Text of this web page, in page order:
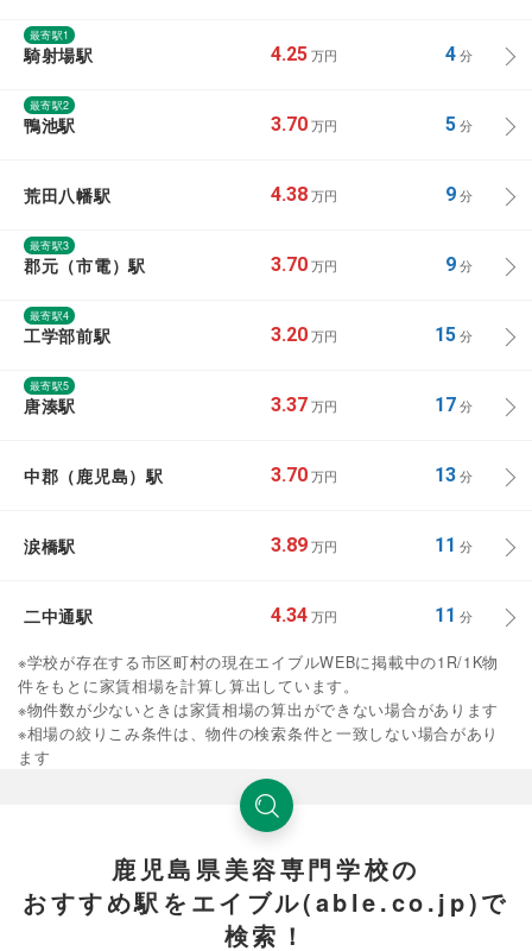
最寄駅1
騎射場駅 4.25 万円 4分
最寄駅2
鴨池駅 3.70 万円 5分
荒田八幡駅 4.38 万円 9分
最寄駅3
郡元（市電）駅 3.70 万円 9分
最寄駅4
工学部前駅 3.20 万円 15分
最寄駅5
唐湊駅 3.37 万円 17分
中郡（鹿児島）駅 3.70 万円 13分
涙橋駅 3.89 万円 11 分
二中通駅 4.34 万円 11 分
※学校が存在する市区町村の現在エイブルWEBに掲載中の1R/1K物
件をもとに家賃相場を計算し算出しています。
※物件数が少ないときは家賃相場の算出ができない場合があります
※相場の絞りこみ条件は、物件の検索条件と一致しない場合があり
ます
鹿児島県美容専門学校の
おすすめ駅をエイブル(able.co.jp)で
検索！